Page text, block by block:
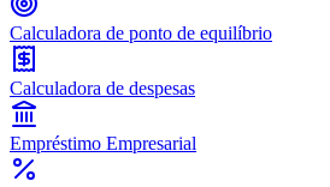
Calculadora de ponto de equilíbrio
Calculadora de despesas
Empréstimo Empresarial